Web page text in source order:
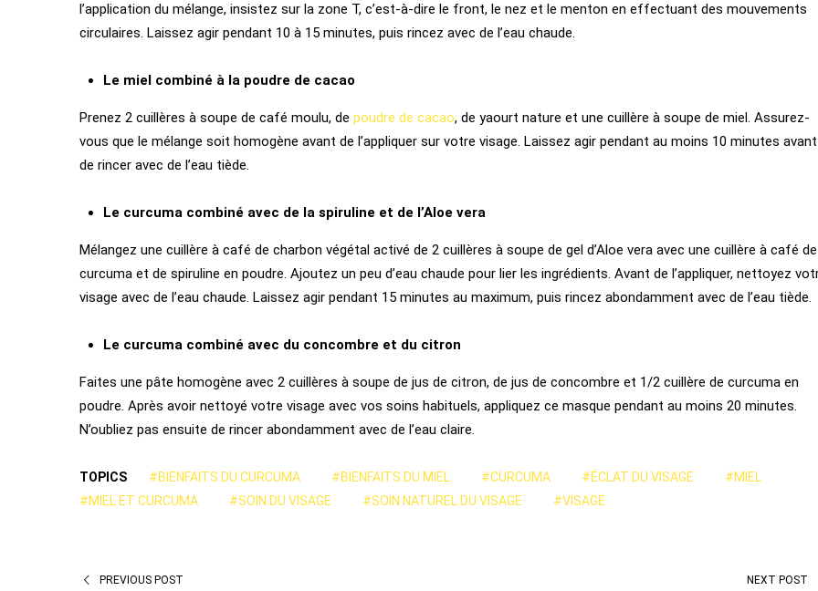
l’application du mélange, insistez sur la zone T, c’est-à-dire le front, le nez et le menton en effectuant des mouvements
circulaires. Laissez agir pendant 10 à 15 minutes, puis rincez avec de l’eau chaude.
Le miel combiné à la poudre de cacao
Prenez 2 cuillères à soupe de café moulu, de poudre de cacao, de yaourt nature et une cuillère à soupe de miel. Assurez-
vous que le mélange soit homogène avant de l’appliquer sur votre visage. Laissez agir pendant au moins 10 minutes avant
de rincer avec de l’eau tiède.
Le curcuma combiné avec de la spiruline et de l’Aloe vera
Mélangez une cuillère à café de charbon végétal activé de 2 cuillères à soupe de gel d’Aloe vera avec une cuillère à café de
curcuma et de spiruline en poudre. Ajoutez un peu d’eau chaude pour lier les ingrédients. Avant de l’appliquer, nettoyez
visage avec de l’eau chaude. Laissez agir pendant 15 minutes au maximum, puis rincez abondamment avec de l’eau tiède.
Le curcuma combiné avec du concombre et du citron
Faites une pâte homogène avec 2 cuillères à soupe de jus de citron, de jus de concombre et 1/2 cuillère de curcuma en
poudre. Après avoir nettoyé votre visage avec vos soins habituels, appliquez ce masque pendant au moins 20 minutes.
N’oubliez pas ensuite de rincer abondamment avec de l’eau claire.
TOPICS #BIENFAITS DU CURCUMA #BIENFAITS DU MIEL #CURCUMA #ÉCLAT DU VISAGE
#MIEL
#MIEL ET CURCUMA
#SOIN DU VISAGE #SOIN NATUREL DU VISAGE #VISAGE
PREVIOUS POST NEXT POST